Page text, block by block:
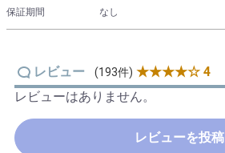
保証期間 なし
レビュー (193件) ★★★★☆ 4
レビューはありません。
レビューを投稿